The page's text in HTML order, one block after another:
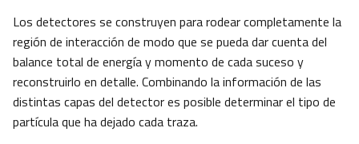
Los detectores se construyen para rodear completamente la
región de interacción de modo que se pueda dar cuenta del
balance total de energía y momento de cada suceso y
reconstruirlo en detalle. Combinando la información de las
distintas capas del detector es posible determinar el tipo de
partícula que ha dejado cada traza.